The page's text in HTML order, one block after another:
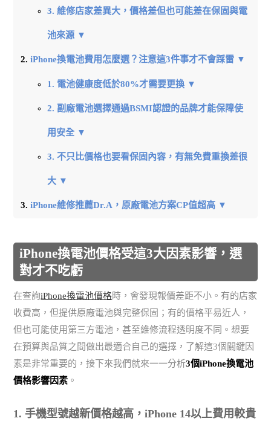
3. 維修店家差異大，價格差但也可能差在保固與電
池來源 ▼
iPhone換電池費用怎麼選？注意這3件事才不會踩雷 ▼
1. 電池健康度低於80%才需要更換 ▼
2. 副廠電池選擇通過BSMI認證的品牌才能保障使
用安全 ▼
3. 不只比價格也要看保固內容，有無免費重換差很
大 ▼
iPhone維修推薦Dr.A，原廠電池方案CP值超高 ▼
iPhone換電池價格受這3大因素影響，選
對才不吃虧
在查詢iPhone換電池價格時，會發現報價差距不小。有的店家
收費高，但提供原廠電池與完整保固；有的價格平易近人，
但也可能使用第三方電池，甚至維修流程透明度不同。想要
在預算與品質之間做出最適合自己的選擇，了解這3個關鍵因
素是非常重要的，接下來我們就來一一分析3個iPhone換電池
價格影響因素 。
1. 手機型號越新價格越高，iPhone 14以上費用較貴